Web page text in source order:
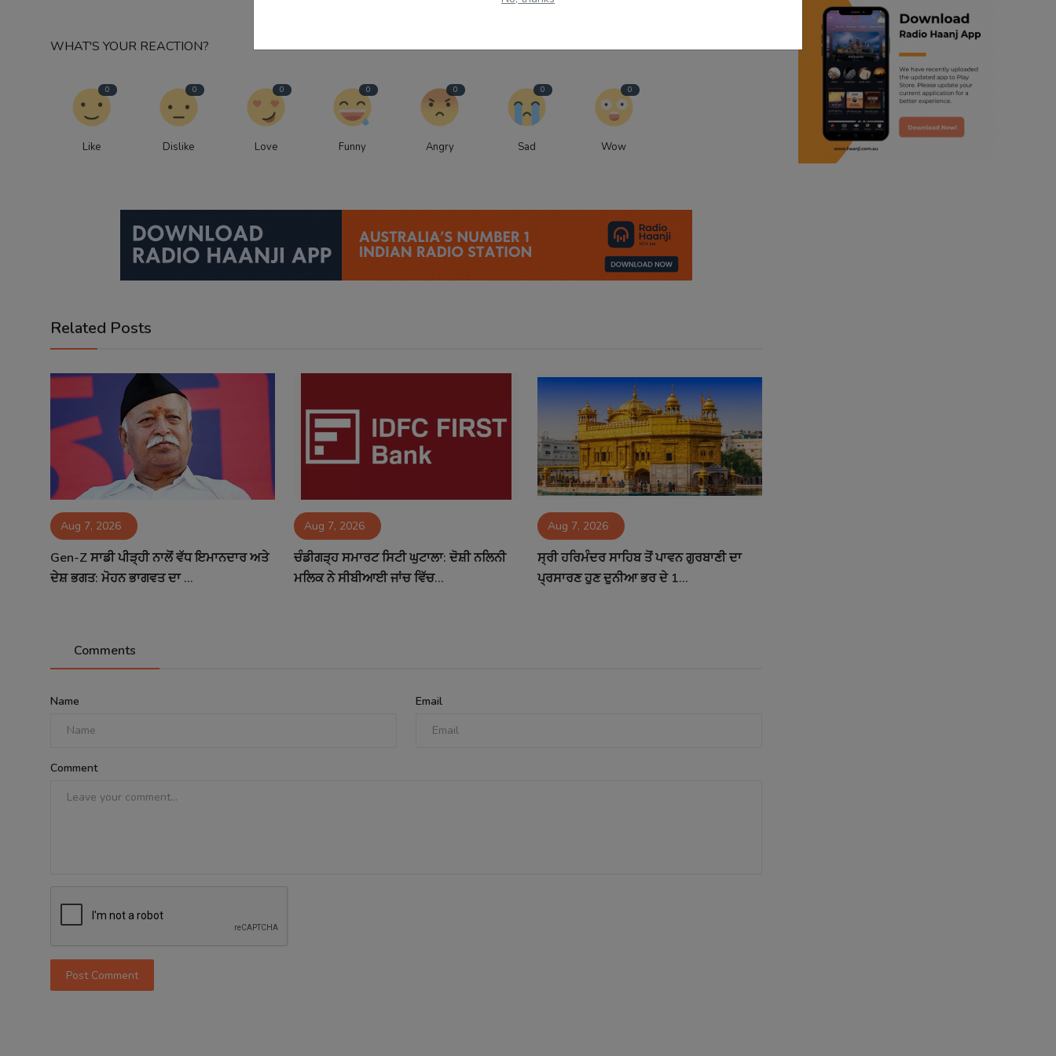
WHAT'S YOUR REACTION?
0
Like
0
Dislike
0
Love
0
Funny
0
Angry
0
Sad
0
Wow
Related Posts
Aug 7, 2026
Gen-Z ਸਾਡੀ ਪੀੜ੍ਹੀ ਨਾਲੋਂ ਵੱਧ ਇਮਾਨਦਾਰ ਅਤੇ
ਦੇਸ਼ ਭਗਤ: ਮੋਹਨ ਭਾਗਵਤ ਦਾ ...
Aug 7, 2026
ਚੰਡੀਗੜ੍ਹ ਸਮਾਰਟ ਸਿਟੀ ਘੁਟਾਲਾ: ਦੋਸ਼ੀ ਨਲਿਨੀ
ਮਲਿਕ ਨੇ ਸੀਬੀਆਈ ਜਾਂਚ ਵਿੱਚ...
Aug 7, 2026
ਸ੍ਰੀ ਹਰਿਮੰਦਰ ਸਾਹਿਬ ਤੋਂ ਪਾਵਨ ਗੁਰਬਾਣੀ ਦਾ
ਪ੍ਰਸਾਰਣ ਹੁਣ ਦੁਨੀਆ ਭਰ ਦੇ 1...
Comments
Name Email
Comment
Post Comment
ranjodh singh
punjabi podcast australia
radio haanji updates
punjabi kahani